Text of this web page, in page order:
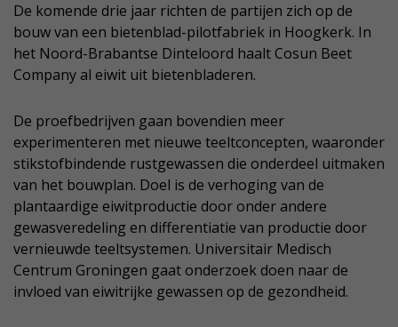
De komende drie jaar richten de partijen zich op de
bouw van een bietenblad-pilotfabriek in Hoogkerk. In
het Noord-Brabantse Dinteloord haalt Cosun Beet
Company al eiwit uit bietenbladeren.
De proefbedrijven gaan bovendien meer
experimenteren met nieuwe teeltconcepten, waaronder
stikstofbindende rustgewassen die onderdeel uitmaken
van het bouwplan. Doel is de verhoging van de
plantaardige eiwitproductie door onder andere
gewasveredeling en differentiatie van productie door
vernieuwde teeltsystemen. Universitair Medisch
Centrum Groningen gaat onderzoek doen naar de
invloed van eiwitrijke gewassen op de gezondheid.